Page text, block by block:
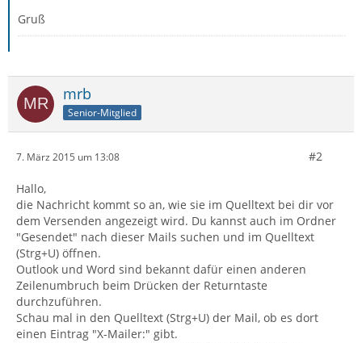
Gruß
mrb
Senior-Mitglied
7. März 2015 um 13:08 #2
Hallo,
die Nachricht kommt so an, wie sie im Quelltext bei dir vor
dem Versenden angezeigt wird. Du kannst auch im Ordner
"Gesendet" nach dieser Mails suchen und im Quelltext
(Strg+U) öffnen.
Outlook und Word sind bekannt dafür einen anderen
Zeilenumbruch beim Drücken der Returntaste
durchzuführen.
Schau mal in den Quelltext (Strg+U) der Mail, ob es dort
einen Eintrag "X-Mailer:" gibt.